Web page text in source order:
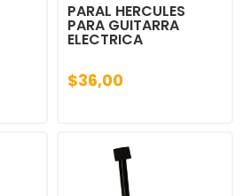
PARAL HERCULES
PARA GUITARRA
ELECTRICA
$36,00